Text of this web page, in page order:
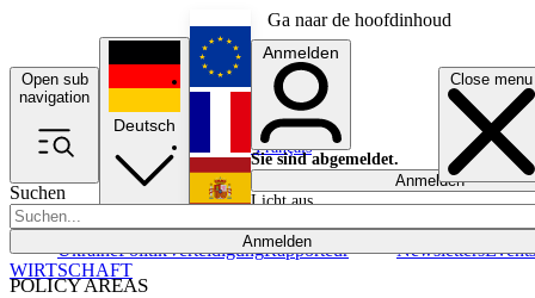
Ga naar de hoofdinhoud
Open sub
navigation
Close menu
Suchen
Anmelden
POLICY AREAS
UkrainePolitikVerteidigungRapporteur NewslettersEvents
Deutsch
English
Français
Anmelden
Sie sind abgemeldet.
Anmelden
Licht aus
WIRTSCHAFT